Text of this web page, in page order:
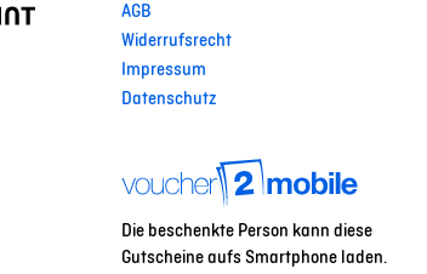
AGB
Widerrufsrecht
Impressum
Datenschutz
Die beschenkte Person kann diese
Gutscheine aufs Smartphone laden.